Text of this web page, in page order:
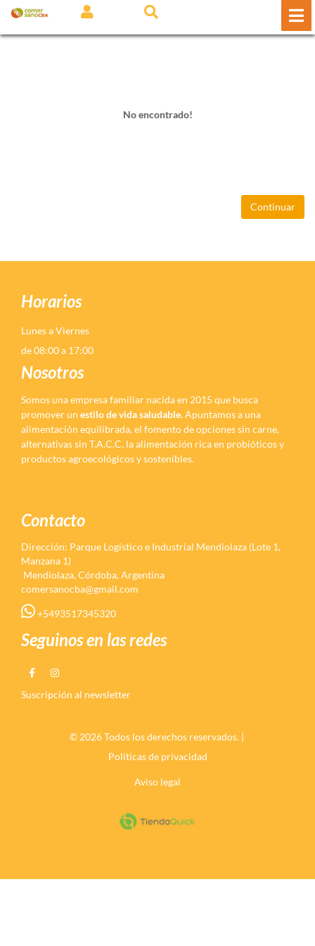
No encontrado!
Continuar
Horarios
Lunes a Viernes
de 08:00 a 17:00
Nosotros
Somos una empresa familiar nacida en 2015 que busca
promover un estilo de vida saludable.Apuntamos a una
alimentación equilibrada, el fomento de opciones sin carne,
alternativas sin T.A.C.C, la alimentación rica en probióticos y
productos agroecológicos y sostenibles.
Contacto
Dirección: Parque Logístico e Industrial Mendiolaza (Lote 1,
Manzana 1)
Mendiolaza, Córdoba, Argentina
comersanocba@gmail.com
+5493517345320
Seguinos en las redes
Suscripción al newsletter
© 2026 Todos los derechos reservados. |
Politicas de privacidad
Aviso legal